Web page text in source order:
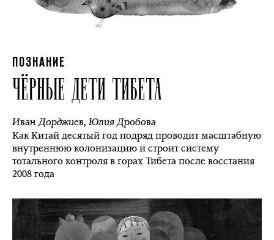
ПОЗНАНИЕ
ЧЁРНЫЕ ДЕТИ ТИБЕТА
Иван Дорджиев,Юлия Дробова
Как Китай десятый год подряд проводит масштабную
внутреннюю колонизацию и строит систему
тотального контроля в горах Тибета после восстания
2008 года